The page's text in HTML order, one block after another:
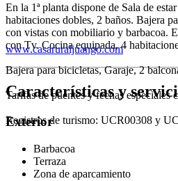
En la 1ª planta dispone de Sala de
habitaciones dobles, 2 baños. Bajera
con vistas con mobiliario y barbacoa.
con Tv. Cocina equipada, 4
Bajera para bicicletas, Garaje, 2
Tarifas de puentes y fechas especiales
Registros de turismo: UCR00308 y
www.casaruraljuango.com
Características y
Exterior
Barbacoa
Terraza
Zona de aparcamiento